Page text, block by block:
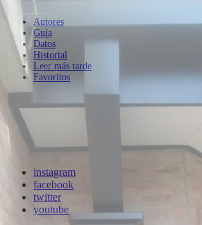
Autores
Guía
Datos
Historial
Leer más tarde
Favoritos
instagram
facebook
twitter
youtube